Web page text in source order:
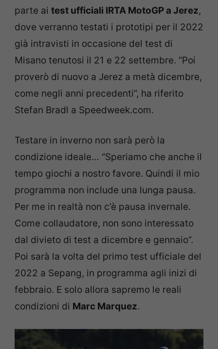
parte ai test ufficiali IRTA MotoGP a Jerez,
dove verranno testati i prototipi per il 2022
già intravisti in occasione del test di
Misano tenutosi il 21 e 22 settembre. “Poi
proverò di nuovo a Jerez a metà dicembre,
come negli anni precedenti”, ha riferito
Stefan Bradl a Speedweek.com.
Testare in inverno non sarà però la
condizione ideale… “Speriamo che anche il
tempo giochi a nostro favore. Quindi il mio
programma non include una lunga pausa.
Per me in realtà non c’è pausa invernale.
Come collaudatore, non sono interessato
dal divieto di test a dicembre e gennaio”.
Poi sarà la volta del primo test ufficiale del
2022 a Sepang, in programma agli inizi di
febbraio. E solo allora sapremo le reali
condizioni di Marc Marquez.